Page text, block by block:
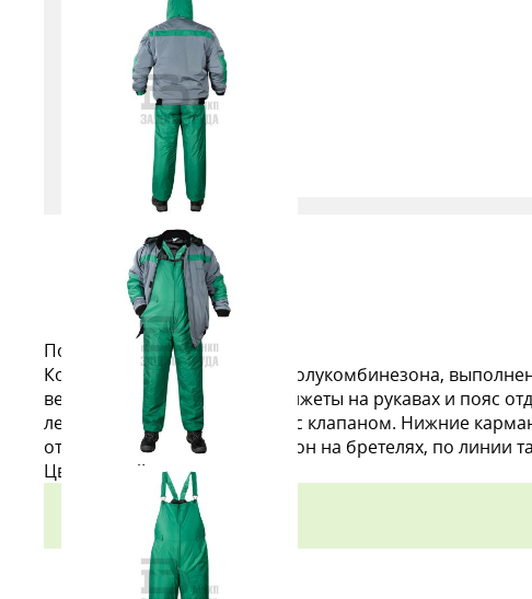
Подробное описание
Костюм состоит из куртки и полукомбинезона,
ветрозащитной планкой. Манжеты на рукавах и пояс
левой полочке — накладной с клапаном. Нижние
отстегивается.Полукомбинезон на бретелях, по линии
Цвет: серый с зеленым